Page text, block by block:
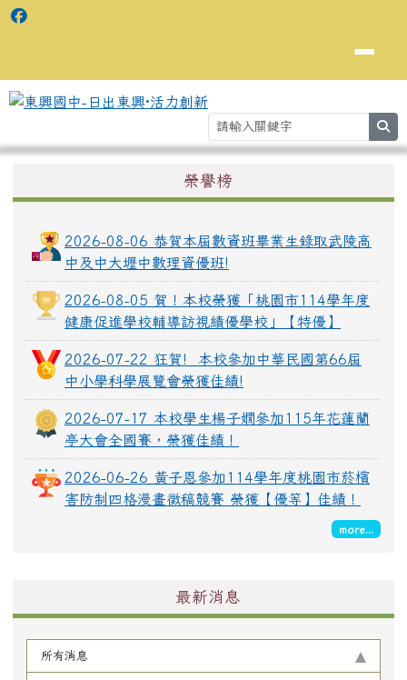
榮譽榜
2026-08-06 恭賀本屆數資班畢業生錄取武陵高
中及中大壢中數理資優班!
2026-08-05 賀！本校榮獲「桃園市114學年度
健康促進學校輔導訪視績優學校」【特優】
2026-07-22 狂賀! 本校參加中華民國第66屆
中小學科學展覽會榮獲佳績!
2026-07-17 本校學生楊子嫺參加115年花蓮蘭
亭大會全國賽，榮獲佳績！
2026-06-26 黃子恩參加114學年度桃園市菸檳
害防制四格漫畫徵稿競賽 榮獲【優等】佳績！
more...
最新消息
所有消息